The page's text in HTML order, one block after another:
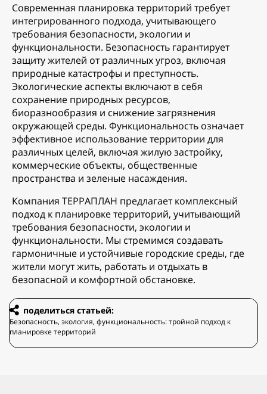
Современная планировка территорий требует
интегрированного подхода, учитывающего
требования безопасности, экологии и
функциональности. Безопасность гарантирует
защиту жителей от различных угроз, включая
природные катастрофы и преступность.
Экологические аспекты включают в себя
сохранение природных ресурсов,
биоразнообразия и снижение загрязнения
окружающей среды. Функциональность означает
эффективное использование территории для
различных целей, включая жилую застройку,
коммерческие объекты, общественные
пространства и зеленые насаждения.
Компания ТЕРРАПЛАН предлагает комплексный
подход к планировке территорий, учитывающий
требования безопасности, экологии и
функциональности. Мы стремимся создавать
гармоничные и устойчивые городские среды, где
жители могут жить, работать и отдыхать в
безопасной и комфортной обстановке.
поделиться статьей:
Безопасность, экология, функциональность: тройной подход к
планировке территорий